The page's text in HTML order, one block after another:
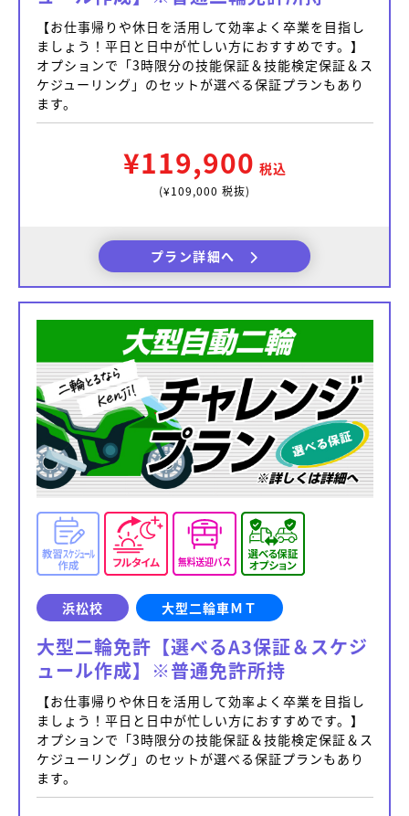
【お仕事帰りや休日を活用して効率よく卒業を目指し
ましょう！平日と日中が忙しい方におすすめです。】
オプションで「3時限分の技能保証＆技能検定保証＆ス
ケジューリング」のセットが選べる保証プランもあり
ます。
¥119,900 税込
(¥109,000 税抜)
プラン詳細へ
浜松校 大型二輪車ＭＴ
大型二輪免許【選べるA3保証＆スケジ
ュール作成】※普通免許所持
【お仕事帰りや休日を活用して効率よく卒業を目指し
ましょう！平日と日中が忙しい方におすすめです。】
オプションで「3時限分の技能保証＆技能検定保証＆ス
ケジューリング」のセットが選べる保証プランもあり
ます。